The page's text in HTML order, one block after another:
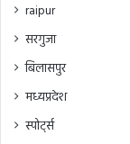
raipur
सरगुजा
बिलासपुर
मध्यप्रदेश
स्पोर्ट्स